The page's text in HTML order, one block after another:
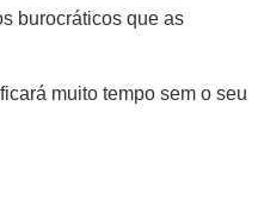
burocráticos que as
muito tempo sem o seu